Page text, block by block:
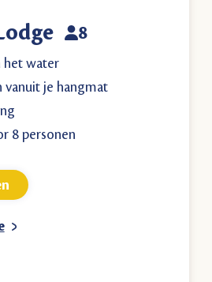
8
het water
je hangmat
8 personen